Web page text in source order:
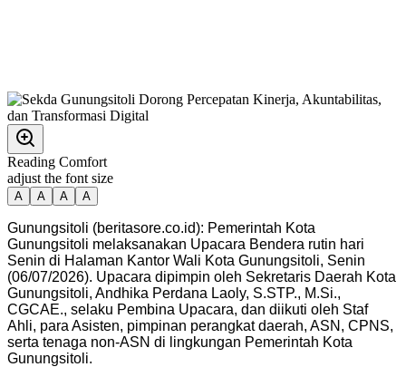
Reading Comfort
adjust the font size
A A A A
Gunungsitoli (beritasore.co.id): Pemerintah Kota
Gunungsitoli melaksanakan Upacara Bendera rutin hari
Senin di Halaman Kantor Wali Kota Gunungsitoli, Senin
(06/07/2026). Upacara dipimpin oleh Sekretaris Daerah Kota
Gunungsitoli, Andhika Perdana Laoly, S.STP., M.Si.,
CGCAE., selaku Pembina Upacara, dan diikuti oleh Staf
Ahli, para Asisten, pimpinan perangkat daerah, ASN, CPNS,
serta tenaga non-ASN di lingkungan Pemerintah Kota
Gunungsitoli.